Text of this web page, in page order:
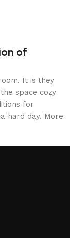
of
It is they
space cozy
for
hard day. More
in your
are available.
form of art
of other